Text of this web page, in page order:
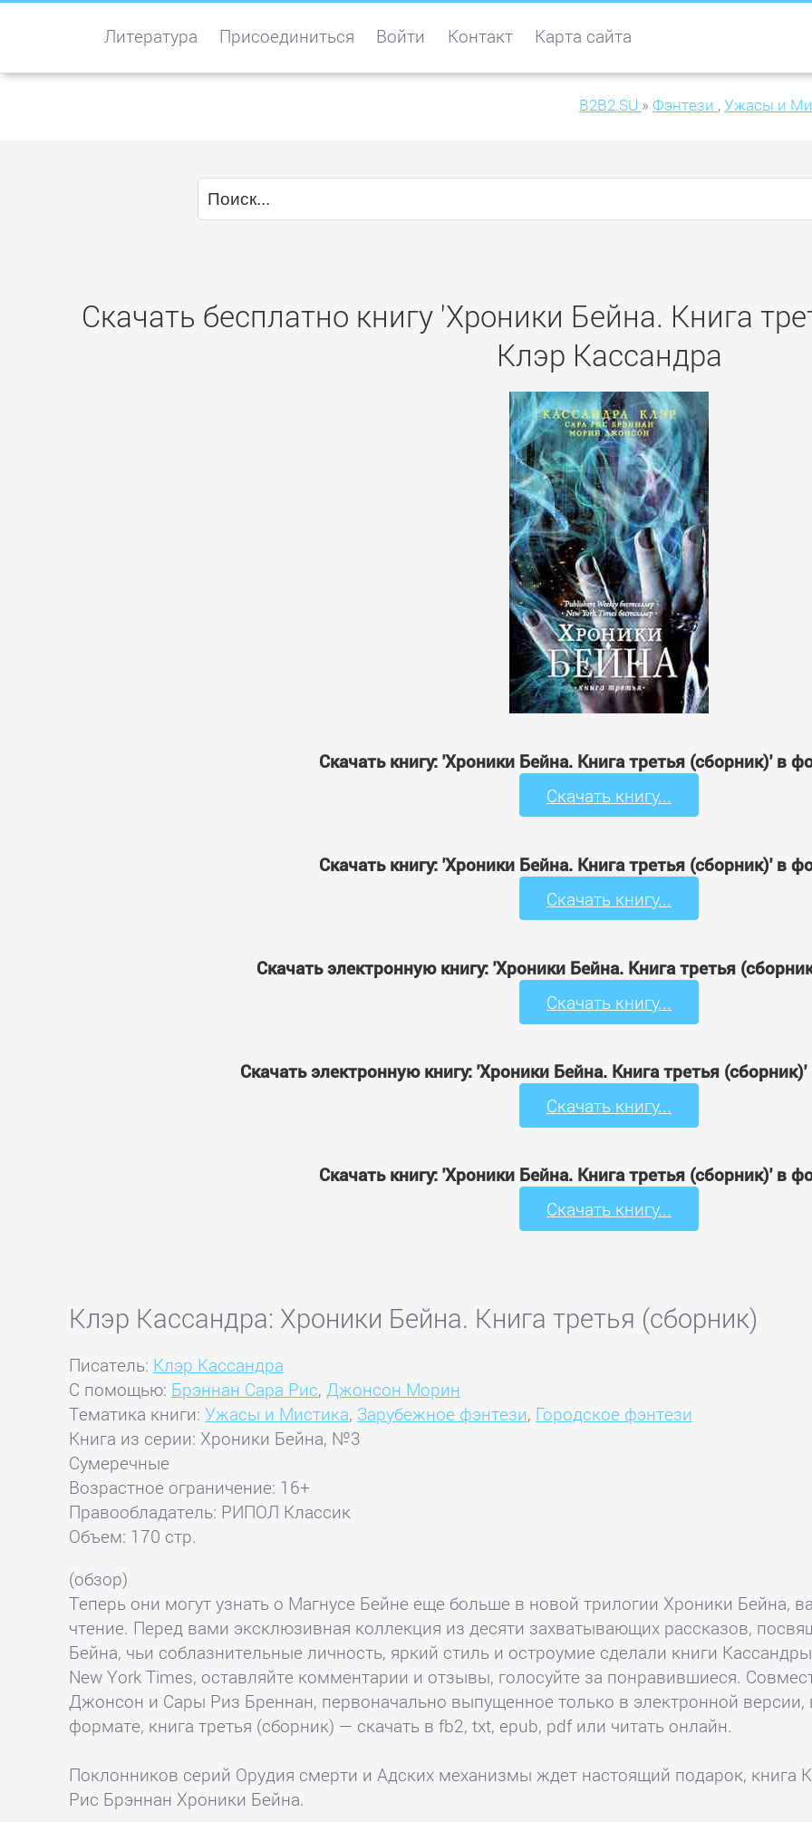
Литература Присоединиться Войти Контакт Карта сайта
B2B2.SU » Фэнтези ,Ужасы и
Скачать бесплатно книгу 'Хроники Бейна. Книга
Клэр Кассандра
Скачать книгу: 'Хроники Бейна. Книга третья (сборник)' в
Скачать книгу...
Скачать книгу: 'Хроники Бейна. Книга третья (сборник)' в
Скачать книгу...
Скачать электронную книгу: 'Хроники Бейна. Книга третья
Скачать книгу...
Скачать электронную книгу: 'Хроники Бейна. Книга третья
Скачать книгу...
Скачать книгу: 'Хроники Бейна. Книга третья (сборник)' в
Скачать книгу...
Клэр Кассандра: Хроники Бейна. Книга третья (сборник)
Писатель: Клэр Кассандра
С помощью: Брэннан Сара Рис,Джонсон Морин
Тематика книги:Ужасы и Мистика, Зарубежное фэнтези, Городское фэнтези
Книга из серии: Хроники Бейна, №3
Сумеречные
Возрастное ограничение: 16+
Правообладатель: РИПОЛ Классик
Объем: 170 стр.
(обзор)
Теперь они могут узнать о Магнусе Бейне еще больше в новой трилогии Хроники Бейна,
чтение. Перед вами эксклюзивная коллекция из десяти захватывающих рассказов,
Бейна, чьи соблазнительные личность, яркий стиль и остроумие сделали книги
New York Times, оставляйте комментарии и отзывы, голосуйте за понравившиеся.
Джонсон и Сары Риз Бреннан, первоначально выпущенное только в электронной
формате, книга третья (сборник) — скачать в fb2, txt, epub, pdf или читать онлайн.
Поклонников серий Орудия смерти и Адских механизмы ждет настоящий подарок,
Рис Брэннан Хроники Бейна.